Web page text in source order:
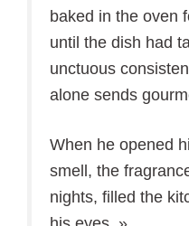
baked in the oven
until the dish had
unctuous
alone sends
When he opened
smell, the
nights, filled the